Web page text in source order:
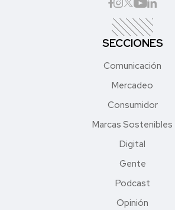
SECCIONES
Comunicación
Mercadeo
Consumidor
Marcas Sostenibles
Digital
Gente
Podcast
Opinión